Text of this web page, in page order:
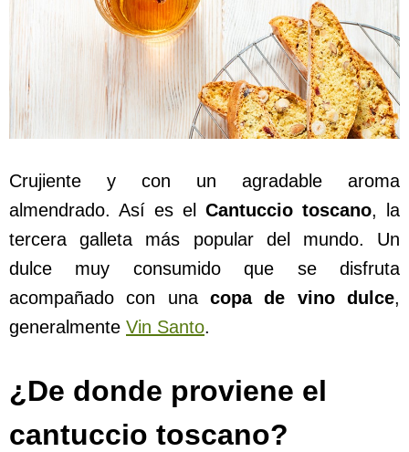
Crujiente y con un agradable aroma
almendrado. Así es el Cantuccio toscano, la
tercera galleta más popular del mundo. Un
dulce muy consumido que se disfruta
acompañado con una copa de vino dulce,
generalmente Vin Santo.
¿De donde proviene el
cantuccio toscano?